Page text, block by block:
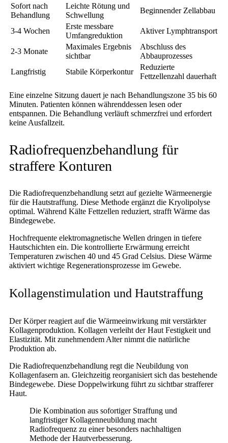
Sofort nach
Behandlung
Leichte Rötung und
Schwellung
Beginnender Zellabbau
3-4 Wochen
Erste messbare
Umfangreduktion
Aktiver Lymphtransport
2-3 Monate
Maximales Ergebnis
sichtbar
Abschluss des
Abbauprozesses
Langfristig
Stabile Körperkontur
Reduzierte
Fettzellenzahl dauerhaft
Eine einzelne Sitzung dauert je nach Behandlungszone 35 bis 60
Minuten. Patienten können währenddessen lesen oder
entspannen. Die Behandlung verläuft schmerzfrei und erfordert
keine Ausfallzeit.
Radiofrequenzbehandlung für
straffere Konturen
Die Radiofrequenzbehandlung setzt auf gezielte Wärmeenergie
für die Hautstraffung. Diese Methode ergänzt die Kryolipolyse
optimal. Während Kälte Fettzellen reduziert, strafft Wärme das
Bindegewebe.
Hochfrequente elektromagnetische Wellen dringen in tiefere
Hautschichten ein. Die kontrollierte Erwärmung erreicht
Temperaturen zwischen 40 und 45 Grad Celsius. Diese Wärme
aktiviert wichtige Regenerationsprozesse im Gewebe.
Kollagenstimulation und Hautstraffung
Der Körper reagiert auf die Wärmeeinwirkung mit verstärkter
Kollagenproduktion. Kollagen verleiht der Haut Festigkeit und
Elastizität. Mit zunehmendem Alter nimmt die natürliche
Produktion ab.
Die Radiofrequenzbehandlung regt die Neubildung von
Kollagenfasern an. Gleichzeitig reorganisiert sich das bestehende
Bindegewebe. Diese Doppelwirkung führt zu sichtbar strafferer
Haut.
Die Kombination aus sofortiger Straffung und
langfristiger Kollagenneubildung macht
Radiofrequenz zu einer besonders nachhaltigen
Methode der Hautverbesserung.